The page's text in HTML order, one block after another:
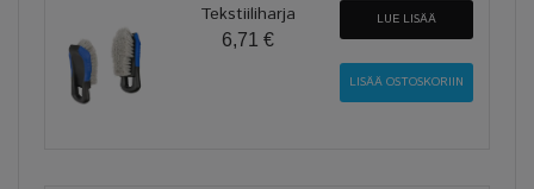
Tekstiiliharja
6,71 €
LUE LISÄÄ